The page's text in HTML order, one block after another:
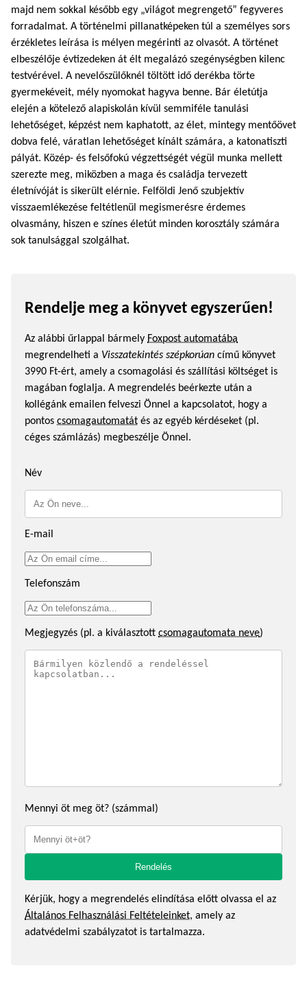
majd nem sokkal később egy „világot megrengető” fegyveres
forradalmat. A történelmi pillanatképeken túl a személyes sors
érzékletes leírása is mélyen megérinti az olvasót. A történet
elbeszélője évtizedeken át élt megalázó szegénységben kilenc
testvérével. A nevelőszülőknél töltött idő derékba törte
gyermekéveit, mély nyomokat hagyva benne. Bár életútja
elején a kötelező alapiskolán kívül semmiféle tanulási
lehetőséget, képzést nem kaphatott, az élet, mintegy mentőövet
dobva felé, váratlan lehetőséget kínált számára, a katonatiszti
pályát. Közép- és felsőfokú végzettségét végül munka mellett
szerezte meg, miközben a maga és családja tervezett
életnívóját is sikerült elérnie. Felföldi Jenő szubjektív
visszaemlékezése feltétlenül megismerésre érdemes
olvasmány, hiszen e színes életút minden korosztály számára
sok tanulsággal szolgálhat.
Rendelje meg a könyvet egyszerűen!
Az alábbi űrlappal bármely Foxpost automatába
megrendelheti a Visszatekintés szépkorúan című könyvet
3990 Ft-ért, amely a csomagolási és szállítási költséget is
magában foglalja. A megrendelés beérkezte után a
kollégánk emailen felveszi Önnel a kapcsolatot, hogy a
pontos csomagautomatát és az egyéb kérdéseket (pl.
céges számlázás) megbeszélje Önnel.
Név
E-mail
Telefonszám
Megjegyzés (pl. a kiválasztott csomagautomata neve)
Mennyi öt meg öt? (számmal)
Kérjük, hogy a megrendelés elindítása előtt olvassa el az
Általános Felhasználási Feltételeinket, amely az
adatvédelmi szabályzatot is tartalmazza.